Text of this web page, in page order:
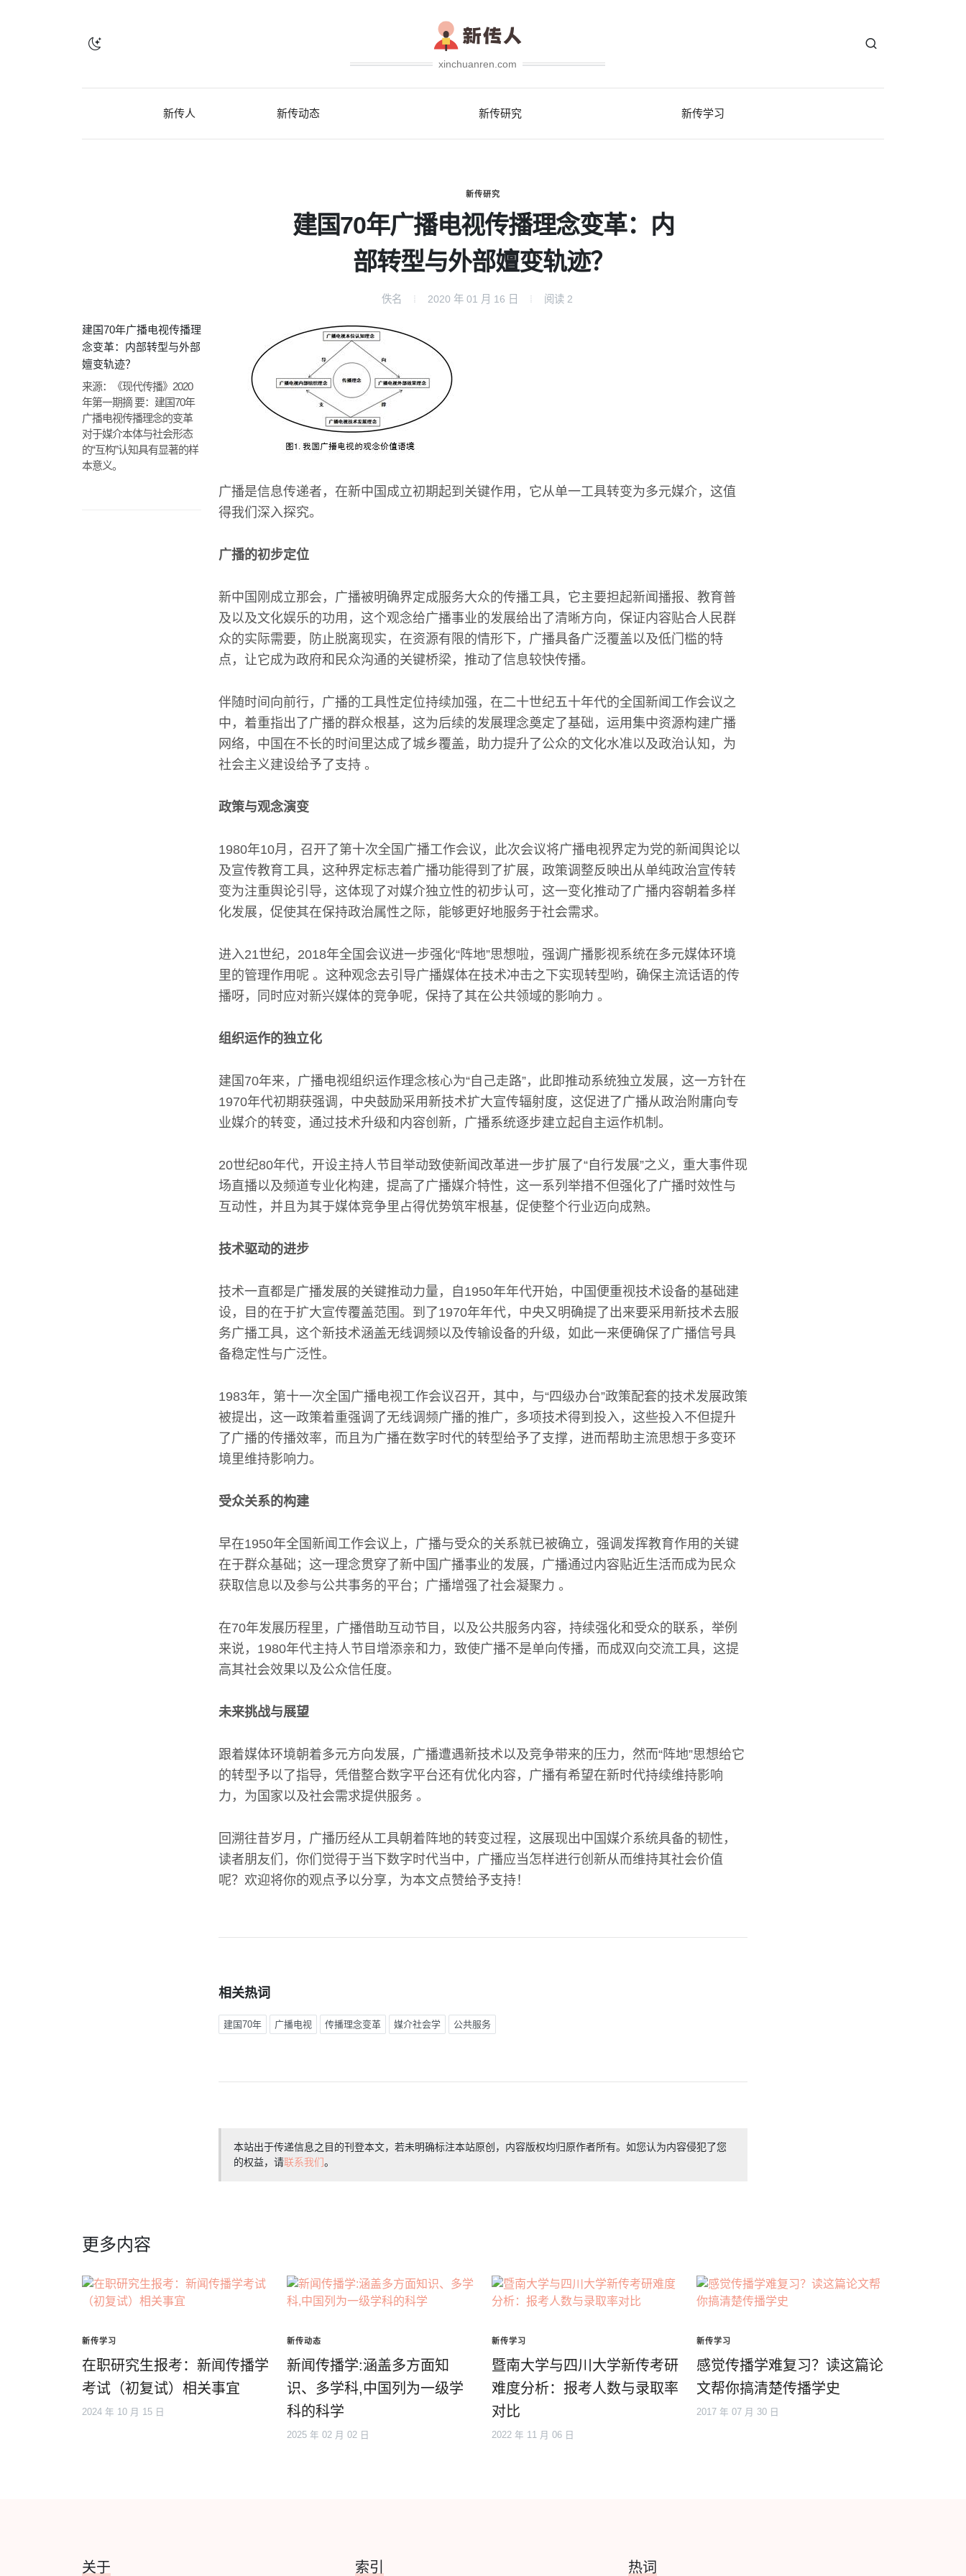
xinchuanren.com
新传人 新传动态 新传研究 新传学习
新传研究
建国70年广播电视传播理念变革：内
部转型与外部嬗变轨迹？
佚名 2020 年 01 月 16 日 阅读 2
建国70年广播电视传播理
念变革：内部转型与外部
嬗变轨迹？
来源：《现代传播》2020
年第一期摘 要：建国70年
广播电视传播理念的变革
对于媒介本体与社会形态
的“互构”认知具有显著的样
本意义。
广播是信息传递者，在新中国成立初期起到关键作用，它从单一工具转变为多元媒介，这值
得我们深入探究。
广播的初步定位
新中国刚成立那会，广播被明确界定成服务大众的传播工具，它主要担起新闻播报、教育普
及以及文化娱乐的功用，这个观念给广播事业的发展给出了清晰方向，保证内容贴合人民群
众的实际需要，防止脱离现实，在资源有限的情形下，广播具备广泛覆盖以及低门槛的特
点，让它成为政府和民众沟通的关键桥梁，推动了信息较快传播。
伴随时间向前行，广播的工具性定位持续加强，在二十世纪五十年代的全国新闻工作会议之
中，着重指出了广播的群众根基，这为后续的发展理念奠定了基础，运用集中资源构建广播
网络，中国在不长的时间里达成了城乡覆盖，助力提升了公众的文化水准以及政治认知，为
社会主义建设给予了支持 。
政策与观念演变
1980年10月，召开了第十次全国广播工作会议，此次会议将广播电视界定为党的新闻舆论以
及宣传教育工具，这种界定标志着广播功能得到了扩展，政策调整反映出从单纯政治宣传转
变为注重舆论引导，这体现了对媒介独立性的初步认可，这一变化推动了广播内容朝着多样
化发展，促使其在保持政治属性之际，能够更好地服务于社会需求。
进入21世纪，2018年全国会议进一步强化“阵地”思想啦，强调广播影视系统在多元媒体环境
里的管理作用呢 。这种观念去引导广播媒体在技术冲击之下实现转型哟，确保主流话语的传
播呀，同时应对新兴媒体的竞争呢，保持了其在公共领域的影响力 。
组织运作的独立化
建国70年来，广播电视组织运作理念核心为“自己走路”，此即推动系统独立发展，这一方针在
1970年代初期获强调，中央鼓励采用新技术扩大宣传辐射度，这促进了广播从政治附庸向专
业媒介的转变，通过技术升级和内容创新，广播系统逐步建立起自主运作机制。
20世纪80年代，开设主持人节目举动致使新闻改革进一步扩展了“自行发展”之义，重大事件现
场直播以及频道专业化构建，提高了广播媒介特性，这一系列举措不但强化了广播时效性与
互动性，并且为其于媒体竞争里占得优势筑牢根基，促使整个行业迈向成熟。
技术驱动的进步
技术一直都是广播发展的关键推动力量，自1950年年代开始，中国便重视技术设备的基础建
设，目的在于扩大宣传覆盖范围。到了1970年年代，中央又明确提了出来要采用新技术去服
务广播工具，这个新技术涵盖无线调频以及传输设备的升级，如此一来便确保了广播信号具
备稳定性与广泛性。
1983年，第十一次全国广播电视工作会议召开，其中，与“四级办台”政策配套的技术发展政策
被提出，这一政策着重强调了无线调频广播的推广，多项技术得到投入，这些投入不但提升
了广播的传播效率，而且为广播在数字时代的转型给予了支撑，进而帮助主流思想于多变环
境里维持影响力。
受众关系的构建
早在1950年全国新闻工作会议上，广播与受众的关系就已被确立，强调发挥教育作用的关键
在于群众基础；这一理念贯穿了新中国广播事业的发展，广播通过内容贴近生活而成为民众
获取信息以及参与公共事务的平台；广播增强了社会凝聚力 。
在70年发展历程里，广播借助互动节目，以及公共服务内容，持续强化和受众的联系，举例
来说，1980年代主持人节目增添亲和力，致使广播不是单向传播，而成双向交流工具，这提
高其社会效果以及公众信任度。
未来挑战与展望
跟着媒体环境朝着多元方向发展，广播遭遇新技术以及竞争带来的压力，然而“阵地”思想给它
的转型予以了指导，凭借整合数字平台还有优化内容，广播有希望在新时代持续维持影响
力，为国家以及社会需求提供服务 。
回溯往昔岁月，广播历经从工具朝着阵地的转变过程，这展现出中国媒介系统具备的韧性，
读者朋友们，你们觉得于当下数字时代当中，广播应当怎样进行创新从而维持其社会价值
呢？欢迎将你的观点予以分享，为本文点赞给予支持！
相关热词
建国70年 广播电视 传播理念变革 媒介社会学 公共服务
本站出于传递信息之目的刊登本文，若未明确标注本站原创，内容版权均归原作者所有。如您认为内容侵犯了您
的权益，请联系我们。
更多内容
新传学习
在职研究生报考：新闻传播学
考试（初复试）相关事宜
2024 年 10 月 15 日
新传动态
新闻传播学:涵盖多方面知
识、多学科,中国列为一级学
科的科学
2025 年 02 月 02 日
新传学习
暨南大学与四川大学新传考研
难度分析：报考人数与录取率
对比
2022 年 11 月 06 日
新传学习
感觉传播学难复习？读这篇论
文帮你搞清楚传播学史
2017 年 07 月 30 日
关于 索引 热词